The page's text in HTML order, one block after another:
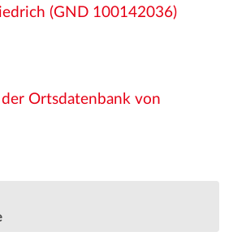
(GND 100142036)
Ortsdatenbank von